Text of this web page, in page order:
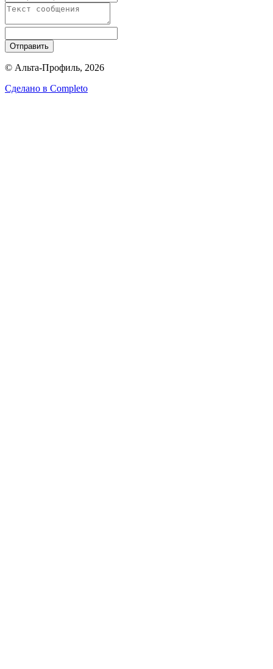
Отправить
© Альта-Профиль, 2026
Сделано в Completo